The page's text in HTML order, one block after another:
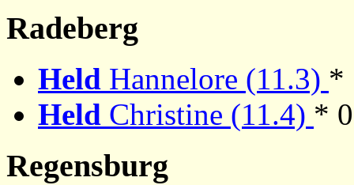
Radeberg
Held Hannelore (11.3) *
Held Christine (11.4) *
Regensburg